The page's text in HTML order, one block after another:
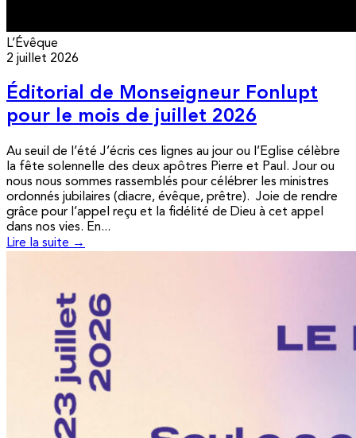
L’Évêque
2 juillet 2026
Éditorial de Monseigneur Fonlupt
pour le mois de juillet 2026
Au seuil de l’été J’écris ces lignes au jour ou l’Eglise célèbre
la fête solennelle des deux apôtres Pierre et Paul. Jour ou
nous nous sommes rassemblés pour célébrer les ministres
ordonnés jubilaires (diacre, évêque, prêtre). Joie de rendre
grâce pour l’appel reçu et la fidélité de Dieu à cet appel
dans nos vies. En...
Lire la suite →